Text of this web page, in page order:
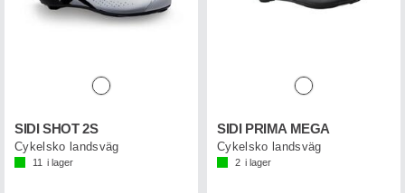
SIDI SHOT 2S
Cykelsko landsväg
11 i lager
SIDI PRIMA MEGA
Cykelsko landsväg
2 i lager